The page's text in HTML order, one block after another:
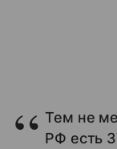
Тем не
РФ есть